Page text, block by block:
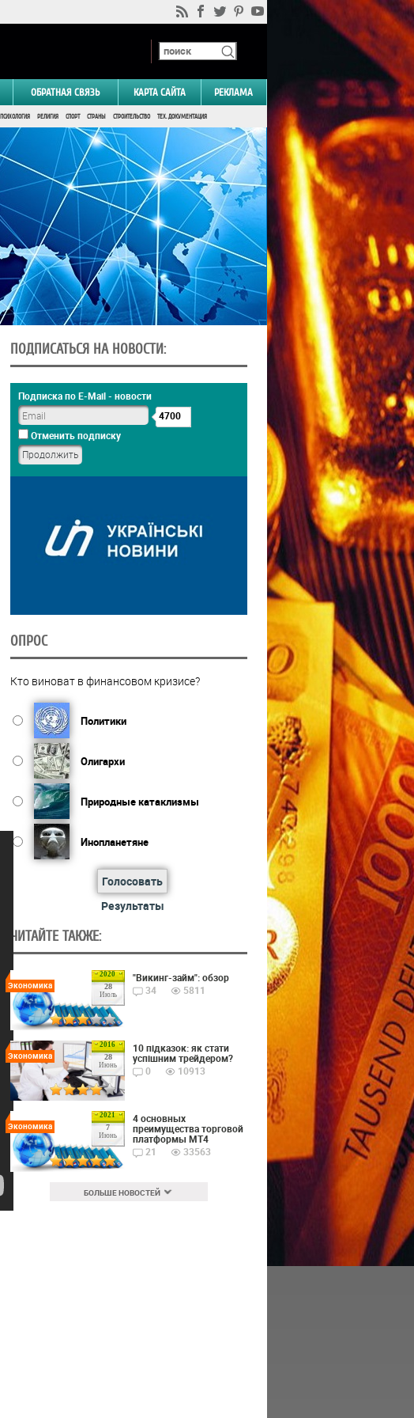
ОБРАТНАЯ СВЯЗЬ КАРТА САЙТА РЕКЛАМА
ПСИХОЛОГИЯ РЕЛИГИЯ СПОРТ СТРАНЫ СТРОИТЕЛЬСТВО ТЕХ. ДОКУМЕНТАЦИЯ
ПОДПИСАТЬСЯ НА НОВОСТИ:
Подписка по E-Mail - новости
4700
Отменить подписку
ОПРОС
Кто виноват в финансовом кризисе?
Политики
Олигархи
Природные катаклизмы
Инопланетяне
Голосовать
Результаты
ЧИТАЙТЕ ТАКЖЕ:
2020
28
Июль
Экономика
"Викинг-займ": обзор
34
5811
2016
28
Июнь
Экономика
10 підказок: як стати
успішним трейдером?
0
10913
2021
7
Июнь
Экономика
4 основных
преимущества торговой
платформы MT4
21
33563
БОЛЬШЕ НОВОСТЕЙ